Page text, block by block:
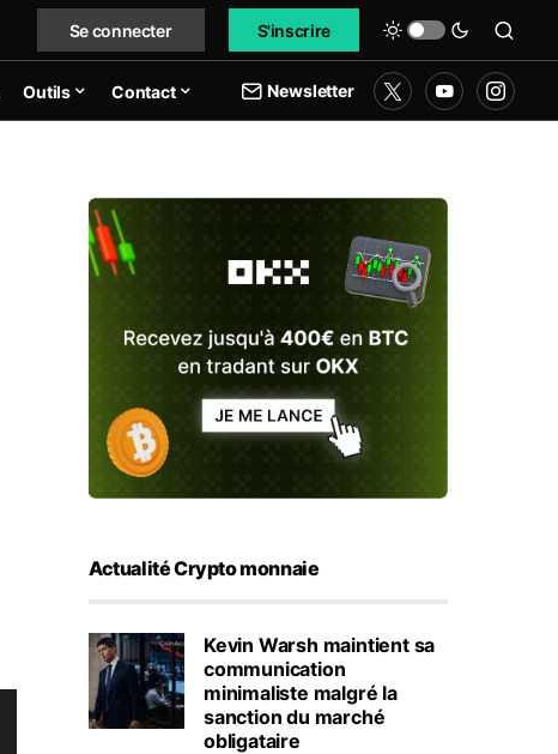
Se connecter S'inscrire
Outils Contact Newsletter
Actualité Crypto monnaie
Kevin Warsh maintient sa
communication
minimaliste malgré la
sanction du marché
obligataire